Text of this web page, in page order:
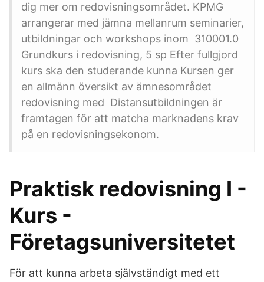
dig mer om redovisningsområdet. KPMG
arrangerar med jämna mellanrum seminarier,
utbildningar och workshops inom 310001.0
Grundkurs i redovisning, 5 sp Efter fullgjord
kurs ska den studerande kunna Kursen ger
en allmänn översikt av ämnesområdet
redovisning med Distansutbildningen är
framtagen för att matcha marknadens krav
på en redovisningsekonom.
Praktisk redovisning I -
Kurs -
Företagsuniversitetet
För att kunna arbeta självständigt med ett